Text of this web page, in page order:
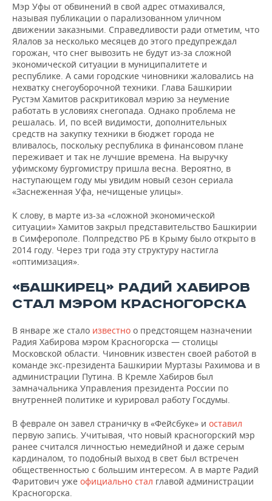
Мэр Уфы от обвинений в свой адрес отмахивался,
называя публикации о парализованном уличном
движении заказными. Справедливости ради отметим, что
Ялалов за несколько месяцев до этого предупреждал
горожан, что снег вывозить не будут из-за сложной
экономической ситуации в муниципалитете и
республике. А сами городские чиновники жаловались на
нехватку снегоуборочной техники. Глава Башкирии
Рустэм Хамитов раскритиковал мэрию за неумение
работать в условиях снегопада. Однако проблема не
решалась. И, по всей видимости, дополнительных
средств на закупку техники в бюджет города не
вливалось, поскольку республика в финансовом плане
переживает и так не лучшие времена. На выручку
уфимскому бургомистру пришла весна. Вероятно, в
наступающем году мы увидим новый сезон сериала
«Заснеженная Уфа, нечищеные улицы».
К слову, в марте из-за «сложной экономической
ситуации» Хамитов закрыл представительство Башкирии
в Симферополе. Полпредство РБ в Крыму было открыто в
2014 году. Через три года эту структуру настигла
«оптимизация».
«БАШКИРЕЦ» РАДИЙ ХАБИРОВ
СТАЛ МЭРОМ КРАСНОГОРСКА
В январе же стало известно о предстоящем назначении
Радия Хабирова мэром Красногорска — столицы
Московской области. Чиновник известен своей работой в
команде экс-президента Башкирии Муртазы Рахимова и в
администрации Путина. В Кремле Хабиров был
замначальника Управления президента России по
внутренней политике и курировал работу Госдумы.
В феврале он завел страничку в «Фейсбуке» и оставил
первую запись. Учитывая, что новый красногорский мэр
ранее считался личностью немедийной и даже серым
кардиналом, то подобный выход в свет был встречен
общественностью с большим интересом. А в марте Радий
Фаритович уже официально стал главой администрации
Красногорска.